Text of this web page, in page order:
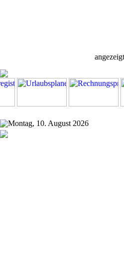
Montag, 10. August 2026